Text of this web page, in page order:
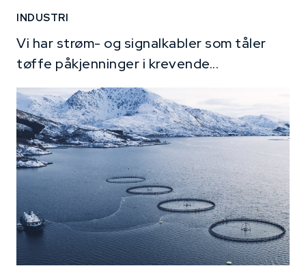
INDUSTRI
Vi har strøm- og signalkabler som tåler
tøffe påkjenninger i krevende...